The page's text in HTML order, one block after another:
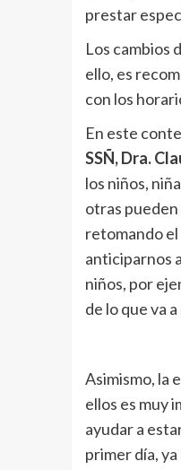
prestar
Los cambios
ello, es
con los
En este
SSÑ, Dra.
los niños,
otras pueden
retomando el
anticiparnos
niños, por
de lo que va a
Asimismo, la
ellos es muy
ayudar a
primer día,